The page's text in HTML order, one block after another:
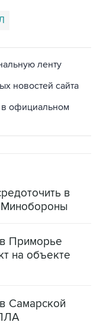
ленту
новостей сайта
в официальном
в
Минобороны
Приморье
на объекте
Самарской